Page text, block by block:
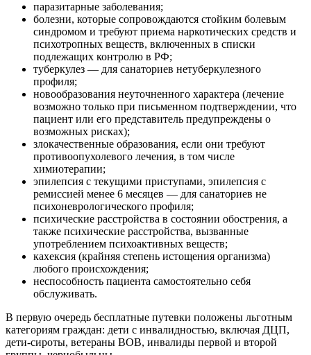
паразитарные заболевания;
болезни, которые сопровождаются стойким болевым
синдромом и требуют приема наркотических средств и
психотропных веществ, включенных в списки
подлежащих контролю в РФ;
туберкулез — для санаториев нетуберкулезного
профиля;
новообразования неуточненного характера (лечение
возможно только при письменном подтверждении, что
пациент или его представитель предупреждены о
возможных рисках);
злокачественные образования, если они требуют
противоопухолевого лечения, в том числе
химиотерапии;
эпилепсия с текущими приступами, эпилепсия с
ремиссией менее 6 месяцев — для санаториев не
психоневрологического профиля;
психические расстройства в состоянии обострения, а
также психические расстройства, вызванные
употреблением психоактивных веществ;
кахексия (крайняя степень истощения организма)
любого происхождения;
неспособность пациента самостоятельно себя
обслуживать.
В первую очередь бесплатные путевки положены льготным
категориям граждан: дети с инвалидностью, включая ДЦП,
дети-сироты, ветераны ВОВ, инвалиды первой и второй